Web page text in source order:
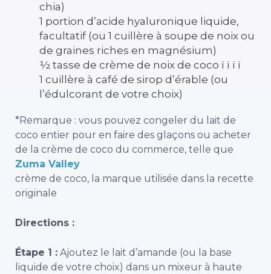
chia)
1 portion d’acide hyaluronique liquide,
facultatif (ou 1 cuillère à soupe de noix ou
de graines riches en magnésium)
½ tasse de crème de noix de coco ï ï ï ï
1 cuillère à café de sirop d’érable (ou
l’édulcorant de votre choix)
*Remarque : vous pouvez congeler du lait de
coco entier pour en faire des glaçons ou acheter
de la crème de coco du commerce, telle que
Zuma Valley
crème de coco, la marque utilisée dans la recette
originale
Directions :
Étape 1 : Ajoutez le lait d’amande (ou la base
liquide de votre choix) dans un mixeur à haute